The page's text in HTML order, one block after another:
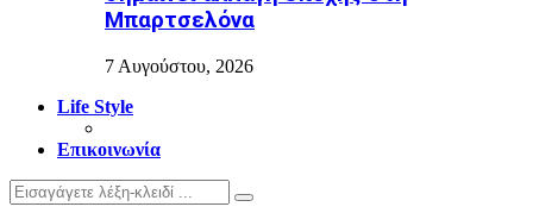
Μπαρτσελόνα
7 Αυγούστου, 2026
Life Style
Επικοινωνία
Search
Search